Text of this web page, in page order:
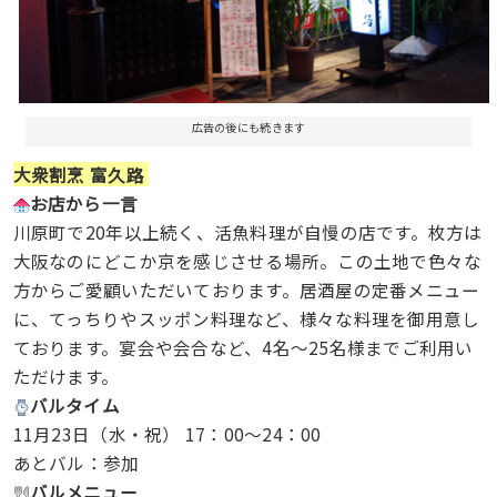
広告の後にも続きます
大衆割烹 富久路
お店から一言
川原町で20年以上続く、活魚料理が自慢の店です。枚方は
大阪なのにどこか京を感じさせる場所。この土地で色々な
方からご愛顧いただいております。居酒屋の定番メニュー
に、てっちりやスッポン料理など、様々な料理を御用意し
ております。宴会や会合など、4名～25名様までご利用い
ただけます。
バルタイム
11月23日（水・祝） 17：00～24：00
あとバル：参加
バルメニュー